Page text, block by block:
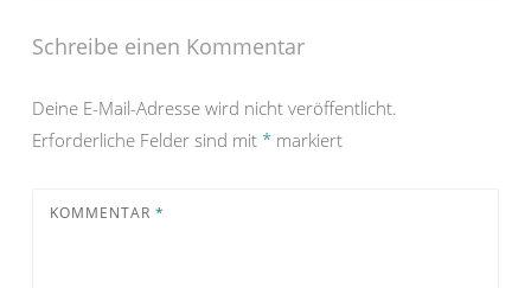
Schreibe einen Kommentar
Deine E-Mail-Adresse wird nicht veröffentlicht.
Erforderliche Felder sind mit * markiert
KOMMENTAR *